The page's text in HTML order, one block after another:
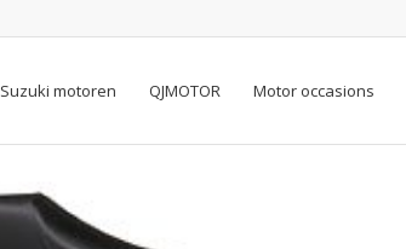
Suzuki motoren QJMOTOR Motor occasions